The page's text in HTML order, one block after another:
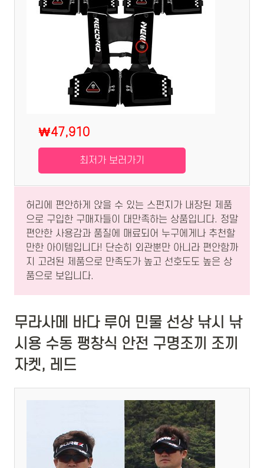
₩47,910
최저가 보러가기
허리에 편안하게 앉을 수 있는 스펀지가 내장된 제품
으로 구입한 구매자들이 대만족하는 상품입니다. 정말
편안한 사용감과 품질에 매료되어 누구에게나 추천할
만한 아이템입니다! 단순히 외관뿐만 아니라 편안함까
지 고려된 제품으로 만족도가 높고 선호도도 높은 상
품으로 보입니다.
무라사메 바다 루어 민물 선상 낚시 낚
시용 수동 팽창식 안전 구명조끼 조끼
자켓, 레드